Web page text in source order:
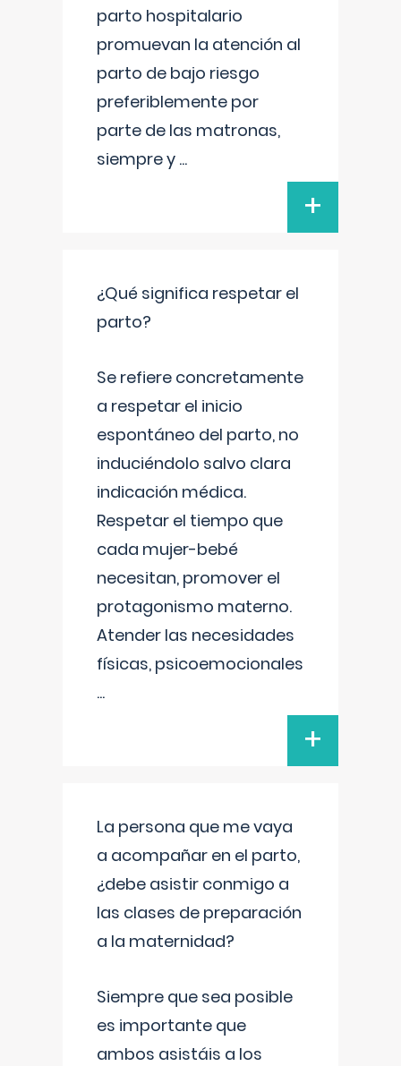
parto hospitalario
promuevan la atención al
parto de bajo riesgo
preferiblemente por
parte de las matronas,
siempre y ...
+
¿Qué significa respetar el
parto?
Se refiere concretamente
a respetar el inicio
espontáneo del parto, no
induciéndolo salvo clara
indicación médica.
Respetar el tiempo que
cada mujer-bebé
necesitan, promover el
protagonismo materno.
Atender las necesidades
físicas, psicoemocionales
...
+
La persona que me vaya
a acompañar en el parto,
¿debe asistir conmigo a
las clases de preparación
a la maternidad?
Siempre que sea posible
es importante que
ambos asistáis a los